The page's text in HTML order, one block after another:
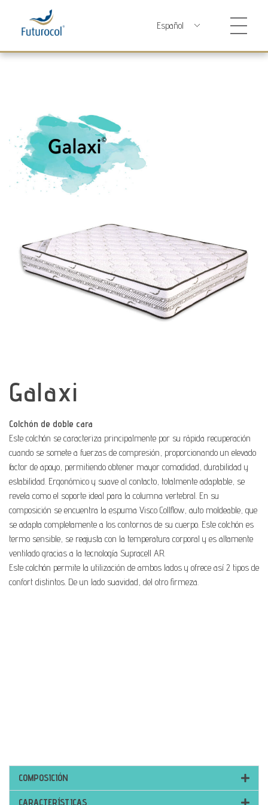
Galaxi
Colchón de doble cara
Este colchón se caracteriza principalmente por su rápida recuperación
cuando se somete a fuerzas de compresión, proporcionando un elevado
factor de apoyo, permitiendo obtener mayor comodidad, durabilidad y
estabilidad. Ergonómico y suave al contacto, totalmente adaptable, se
revela como el soporte ideal para la columna vertebral. En su
composición se encuentra la espuma Visco Collflow, auto moldeable, que
se adapta completamente a los contornos de su cuerpo. Este colchón es
termo sensible, se reajusta con la temperatura corporal y es altamente
ventilado gracias a la tecnología Supracell AR.
Este colchón permite la utilización de ambos lados y ofrece así 2 tipos de
confort distintos. De un lado suavidad, del otro firmeza.
COMPOSICIÓN
CARACTERÍSTICAS